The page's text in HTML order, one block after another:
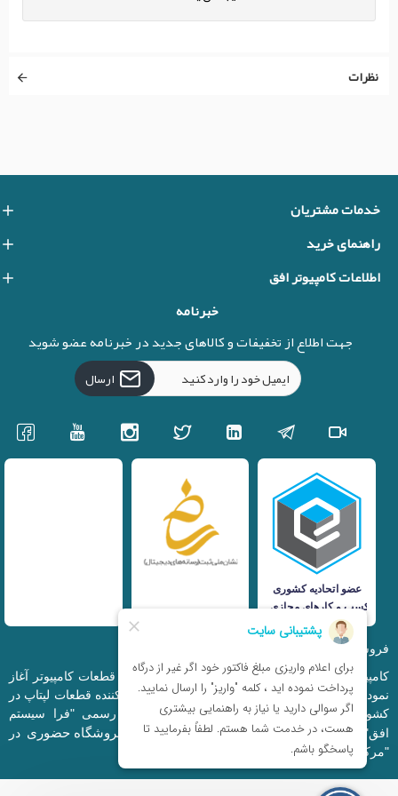
نظرات
خدمات مشتریان
راهنمای خرید
اطلاعات کامپیوتر افق
خبرنامه
جهت اطلاع از تخفیفات و کالاهای جدید در خبرنامه عضو شوید
ارسال
فروشگاه اینترنتی iranfso (کامپیوتر افق)
کامپیوتر افق، فعالیت خود را از سال 1377 در زمینه قطعات کامپیوتر آغاز
نمود و در حال حاضر به بزرگترین وارد کننده و توزیع کننده قطعات لپتاپ در
کشور تبدیل شده است. این مجموعه که با نام رسمی "فرا سیستم
افق" ثبت شده است دارای فروشگاه اینترنتی و
فروشگاه حضوری در
"مرکز کامپیوتر ایران" و "خیابان مظفر" میباشد.